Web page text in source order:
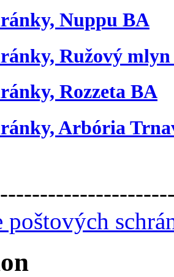
Nuppu BA
Ružový
Rozzeta BA
Arbória
poštových